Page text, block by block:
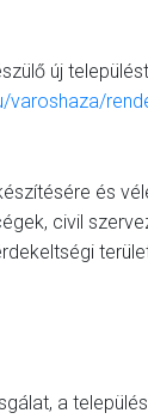
új
varoshaza/
és
civil
a